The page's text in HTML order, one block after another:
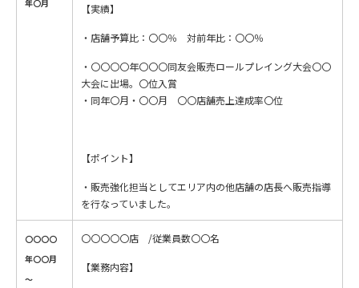
年〇月 【実績】
・店舗予算比：〇〇％ 対前年比：〇〇％
・〇〇〇〇年〇〇〇同友会販売ロールプレイング大会〇〇
大会に出場。〇位入賞
・同年〇月・〇〇月 〇〇店舗売上達成率〇位
【ポイント】
・販売強化担当としてエリア内の他店舗の店長へ販売指導
を行なっていました。
〇〇〇〇
年〇〇月
～
〇〇〇〇〇店 /従業員数〇〇名
【業務内容】